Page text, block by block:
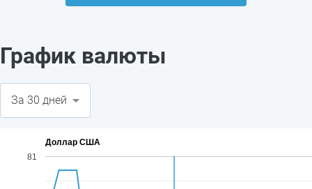
График валюты
Доллар США
81